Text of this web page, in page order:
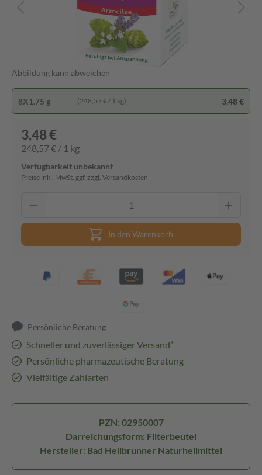
Abbildung kann abweichen
8X1.75 g (248,57 € / 1 kg) 3,48 €
3,48 €
248,57 € / 1 kg
Verfügbarkeit unbekannt
Preise inkl. MwSt. ggf. zzgl. Versandkosten
In den Warenkorb
Persönliche Beratung
Schneller und zuverlässiger Versand³
Persönliche pharmazeutische Beratung
Vielfältige Zahlarten
PZN: 02950007
Darreichungsform: Filterbeutel
Hersteller: Bad Heilbrunner Naturheilmittel